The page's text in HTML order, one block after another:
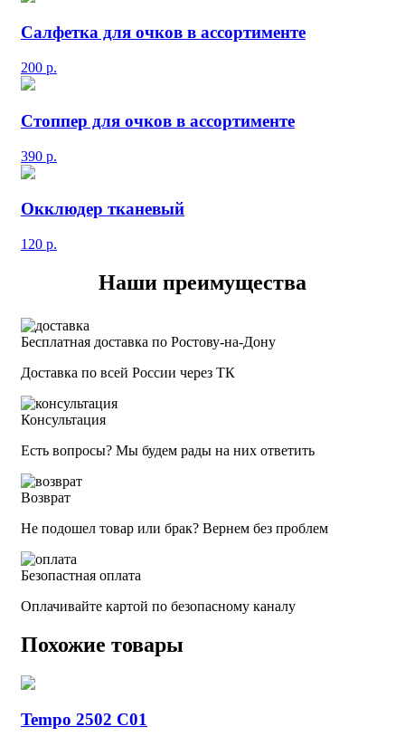
Салфетка для очков в ассортименте
200 р.
Стоппер для очков в ассортименте
390 р.
Окклюдер тканевый
120 р.
Наши преимущества
Бесплатная доставка по Ростову-на-Дону
Доставка по всей России через ТК
Консультация
Есть вопросы? Мы будем рады на них ответить
Возврат
Не подошел товар или брак? Вернем без проблем
Безопастная оплата
Оплачивайте картой по безопасному каналу
Похожие товары
Tempo 2502 C01